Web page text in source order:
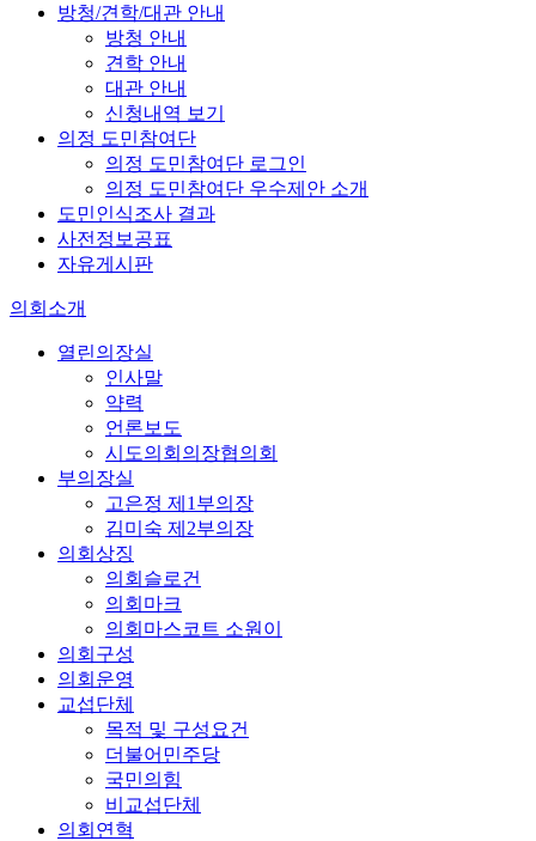
방청/견학/대관 안내
방청 안내
견학 안내
대관 안내
신청내역 보기
의정 도민참여단
의정 도민참여단 로그인
의정 도민참여단 우수제안 소개
도민인식조사 결과
사전정보공표
자유게시판
의회소개
열린의장실
인사말
약력
언론보도
시도의회의장협의회
부의장실
고은정 제1부의장
김미숙 제2부의장
의회상징
의회슬로건
의회마크
의회마스코트 소원이
의회구성
의회운영
교섭단체
목적 및 구성요건
더불어민주당
국민의힘
비교섭단체
의회연혁